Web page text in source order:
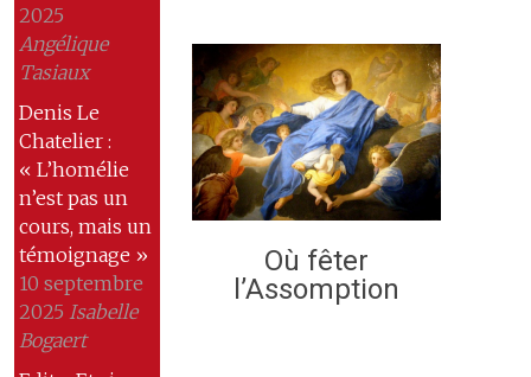
2025
Angélique
Tasiaux
Denis Le
Chatelier :
« L’homélie
n’est pas un
cours, mais un
témoignage »
10 septembre
2025 Isabelle
Bogaert
Où fêter
l’Assomption